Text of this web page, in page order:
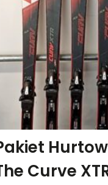
Curve